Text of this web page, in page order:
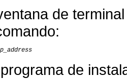
de
de